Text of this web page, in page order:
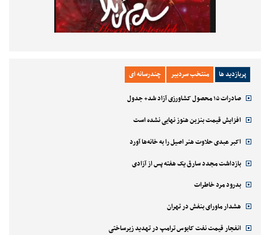
پربازدید ها منتخب سردبیر چندرسانه ای
صادرات ۱۵ محصول کشاورزی آزاد شد+ جدول
افزایش قیمت بنزین هنوز نهایی نشده است
اکبر عبدی حلاوت هنر اصیل را به خانه‌ها آورد
بازداشت مجدد سارق یک هفته پس از آزادی
بدرود مرد خاطرات
هشدار ماورای بنفش در تهران
انفجار قیمت نفت کابوس ترامپ در تهدید زیرساختی